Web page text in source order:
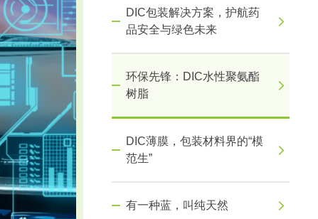
DIC包装解决方案，护航药
品安全与绿色未来
环保先锋：DIC水性聚氨酯
树脂
DIC薄膜，包装材料界的“模
范生”
有一种蓝，叫纯天然